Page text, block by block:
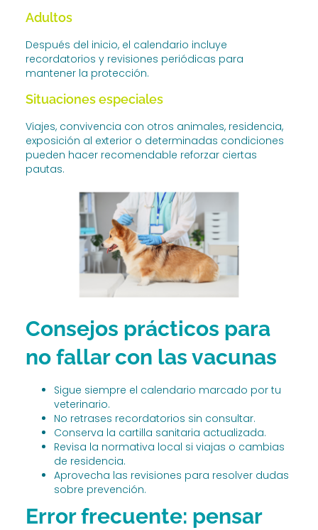
Adultos
Después del inicio, el calendario incluye
recordatorios y revisiones periódicas para
mantener la protección.
Situaciones especiales
Viajes, convivencia con otros animales, residencia,
exposición al exterior o determinadas condiciones
pueden hacer recomendable reforzar ciertas
pautas.
Consejos prácticos para
no fallar con las vacunas
Sigue siempre el calendario marcado por tu
veterinario.
No retrases recordatorios sin consultar.
Conserva la cartilla sanitaria actualizada.
Revisa la normativa local si viajas o cambias
de residencia.
Aprovecha las revisiones para resolver dudas
sobre prevención.
Error frecuente: pensar